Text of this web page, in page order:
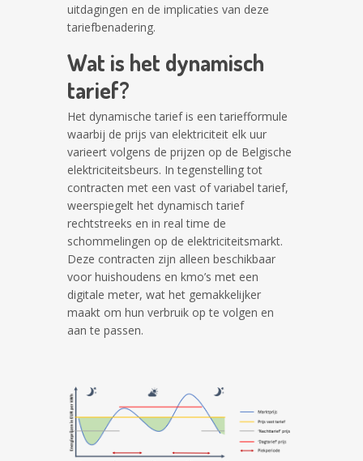
uitdagingen en de implicaties van deze
tariefbenadering.
Wat is het dynamisch
tarief?
Het dynamische tarief is een tariefformule
waarbij de prijs van elektriciteit elk uur
varieert volgens de prijzen op de Belgische
elektriciteitsbeurs. In tegenstelling tot
contracten met een vast of variabel tarief,
weerspiegelt het dynamisch tarief
rechtstreeks en in real time de
schommelingen op de elektriciteitsmarkt.
Deze contracten zijn alleen beschikbaar
voor huishoudens en kmo’s met een
digitale meter, wat het gemakkelijker
maakt om hun verbruik op te volgen en
aan te passen.